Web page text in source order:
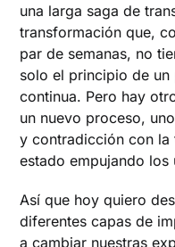
una larga saga de
transformación que,
par de semanas, no
solo el principio de
continua. Pero hay
un nuevo proceso,
y contradicción con la
estado empujando los
Así que hoy quiero
diferentes capas de
a cambiar nuestras